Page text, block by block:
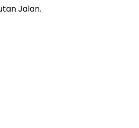
Jalan.